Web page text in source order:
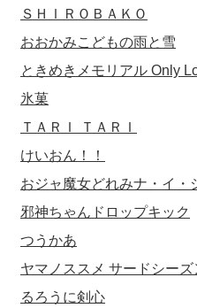
ＳＨＩＲＯＢＡＫＯ
おおかみこどもの雨と雪
ときめきメモリアル Only
氷菓
ＴＡＲＩ ＴＡＲＩ
けいおん！！
おジャ魔女どれみナ・イ・
邪神ちゃんドロップキック
つうかあ
ヤマノススメ サードシーズ
るろうに剣心